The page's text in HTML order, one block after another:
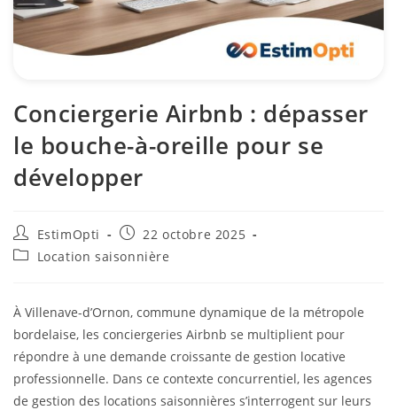
Conciergerie Airbnb : dépasser
le bouche-à-oreille pour se
développer
EstimOpti
22 octobre 2025
Location saisonnière
À Villenave-d’Ornon, commune dynamique de la métropole
bordelaise, les conciergeries Airbnb se multiplient pour
répondre à une demande croissante de gestion locative
professionnelle. Dans ce contexte concurrentiel, les agences
de gestion des locations saisonnières s’interrogent sur leurs